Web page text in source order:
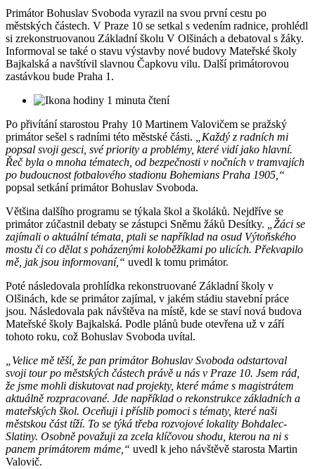
Primátor Bohuslav Svoboda vyrazil na svou první cestu po
městských částech. V Praze 10 se setkal s vedením radnice, prohlédl
si zrekonstruovanou Základní školu V Olšinách a debatoval s žáky.
Informoval se také o stavu výstavby nové budovy Mateřské školy
Bajkalská a navštívil slavnou Čapkovu vilu. Další primátorovou
zastávkou bude Praha 1.
1 minuta čtení
Po přivítání starostou Prahy 10 Martinem Valovičem se pražský
primátor sešel s radními této městské části. „Každý z radních mi
popsal svoji gesci, své priority a problémy, které vidí jako hlavní.
Řeč byla o mnoha tématech, od bezpečnosti v nočních v tramvajích
po budoucnost fotbalového stadionu Bohemians Praha 1905,“
popsal setkání primátor Bohuslav Svoboda.
Většina dalšího programu se týkala škol a školáků. Nejdříve se
primátor zúčastnil debaty se zástupci Sněmu žáků Desítky. „Žáci se
zajímali o aktuální témata, ptali se například na osud Výtoňského
mostu či co dělat s poházenými koloběžkami po ulicích. Překvapilo
mě, jak jsou informovaní,“ uvedl k tomu primátor.
Poté následovala prohlídka rekonstruované Základní školy v
Olšinách, kde se primátor zajímal, v jakém stádiu stavební práce
jsou. Následovala pak návštěva na místě, kde se staví nová budova
Mateřské školy Bajkalská. Podle plánů bude otevřena už v září
tohoto roku, což Bohuslav Svoboda uvítal.
„Velice mě těší, že pan primátor Bohuslav Svoboda odstartoval
svoji tour po městských částech právě u nás v Praze 10. Jsem rád,
že jsme mohli diskutovat nad projekty, které máme s magistrátem
aktuálně rozpracované. Jde například o rekonstrukce základních a
mateřských škol. Oceňuji i příslib pomoci s tématy, které naši
městskou část tíží. To se týká třeba rozvojové lokality Bohdalec-
Slatiny. Osobně považuji za zcela klíčovou shodu, kterou na ni s
panem primátorem máme,“ uvedl k jeho návštěvě starosta Martin
Valovič.